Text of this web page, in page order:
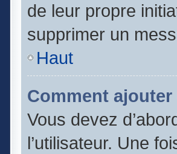
de leur propre
supprimer un
Haut
Comment
Vous devez
l’utilisateur. Une